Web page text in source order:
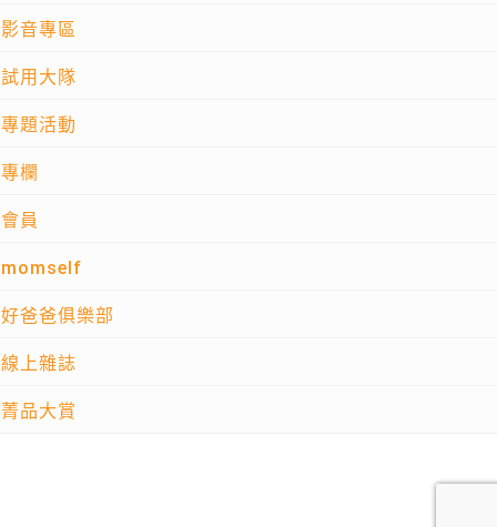
影音專區
試用大隊
專題活動
專欄
會員
momself
好爸爸俱樂部
線上雜誌
菁品大賞